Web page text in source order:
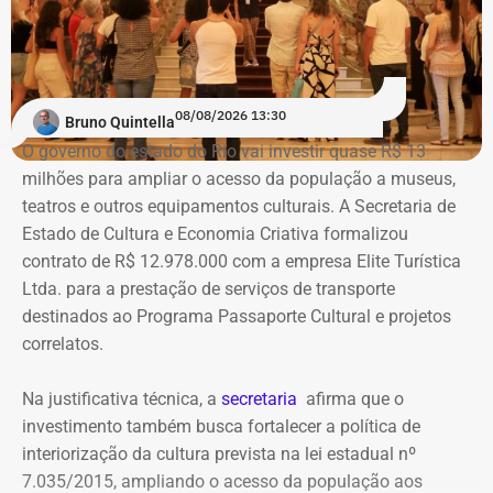
internacionais.
Travancas foi exonerado da Casa Civilem março deste
ano após dizer que o “Palácio Guanabara é o gabinete do
crime organizado”, em uma participação no podcast
“Pode Garotinho?”.
Viagens internacionais sob pretexto
acadêmico
Apenas no exercício de 2025, as despesas ligadas a
Victor Travancas dispararam e chegaram a R$ 228,6 mil,
Madri, Nova York, Paris, Amsterdã e Barcelona.
As justificativas oficiais para as viagens do subsecretário
Na ação, a prefeitura também pede informações
cadastrais, endereços eletrônicos, telefones, IPs,
dispositivos utilizados, histórico de nomes,
administradores atuais e anteriores, contas vinculadas,
meios de recuperação, contas publicitárias e dados de
pagamento. Com isso, a Meta também seria obrigada a
elaborar uma tabela comparativa, indicando se os perfis
compartilham telefones, dispositivos, endereços de IP,
administradores, contas de anúncios, meios de
pagamento ou gerenciadores de negócios.
Ação também requer anúncios e
impulsionamentos e cita morte de
criança como exemplo de fake news
“O Globo”.
Bruno Quintella08/08/2026 13:30
O governo do estado do Rio vai investir quase R$ 13
milhões para ampliar o acesso da população a museus,
teatros e outros equipamentos culturais. A Secretaria de
Estado de Cultura e Economia Criativa formalizou
contrato de R$ 12.978.000 com a empresa Elite Turística
Ltda. para a prestação de serviços de transporte
destinados ao Programa Passaporte Cultural e projetos
correlatos.
Na justificativa técnica, a secretaria afirma que o
investimento também busca fortalecer a política de
interiorização da cultura prevista na lei estadual nº
7.035/2015, ampliando o acesso da população aos